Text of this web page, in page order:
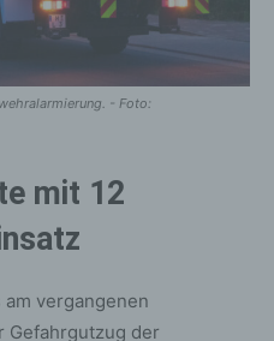
- Foto:
mit 12
vergangenen
Gefahrgutzug der